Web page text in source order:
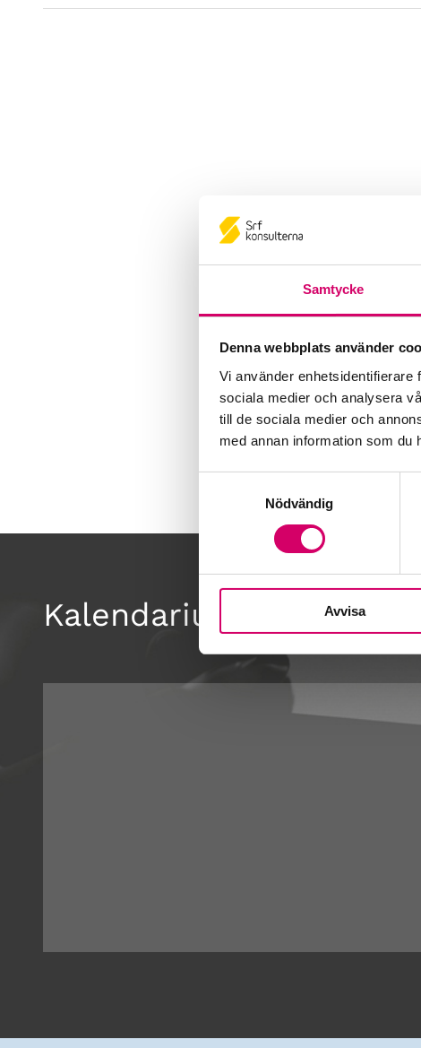
Samtycke
Denna webbplats använder
Vi använder enhetsidentifierare
sociala medier och analysera
till de sociala medier och
med annan information som du
Nödvändig
Avvisa
Kalendarium